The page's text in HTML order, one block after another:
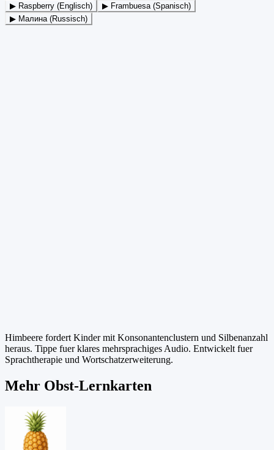
▶ Raspberry (Englisch)
▶ Frambuesa (Spanisch)
▶ Малина (Russisch)
Himbeere fordert Kinder mit Konsonantenclustern und Silbenanzahl
heraus. Tippe fuer klares mehrsprachiges Audio. Entwickelt fuer
Sprachtherapie und Wortschatzerweiterung.
Mehr Obst-Lernkarten